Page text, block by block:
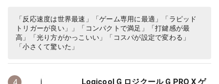
「反応速度は世界最速」「ゲーム専用に最適」「ラピッド
トリガーが良い」」「コンパクトで満足」「打鍵感が最
高」「光り方がかっこいい」「コスパが設定で変わる」
「小さくて驚いた」
4
Logicool G ロジクール G PRO X ゲ